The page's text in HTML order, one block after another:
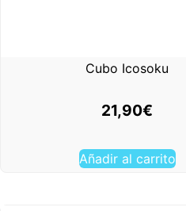
Cubo Icosoku
21,90€
Añadir al carrito